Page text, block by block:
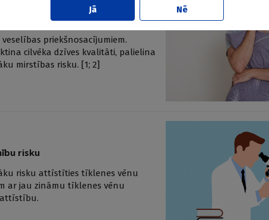
priekšnosacījumiem.
cilvēka dzīves kvalitāti, palielina
mirstības risku. [1; 2]
risku
risku attīstīties tīklenes vēnu
ar jau zināmu tīklenes vēnu
Jā Nē